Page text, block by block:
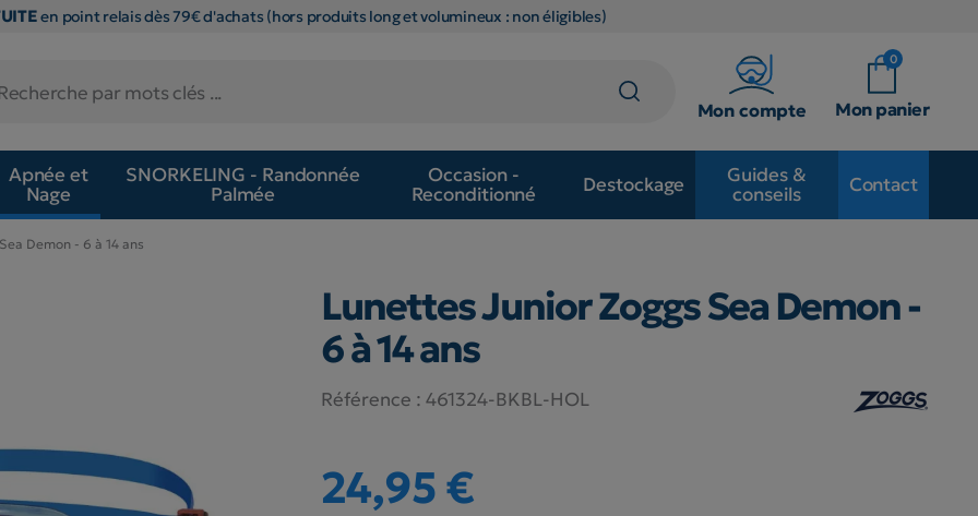
en point relais dès 79€ d'achats (hors produits long et volumineux : non éligibles)
Mon compte
0
Mon panier
Apnée et
Nage
SNORKELING - Randonnée
Palmée
Occasion -
Reconditionné
Destockage
Guides &
conseils
Contact
Demon - 6 à 14 ans
Lunettes Junior Zoggs Sea Demon -
6 à 14 ans
Référence : 461324-BKBL-HOL
24,95 €